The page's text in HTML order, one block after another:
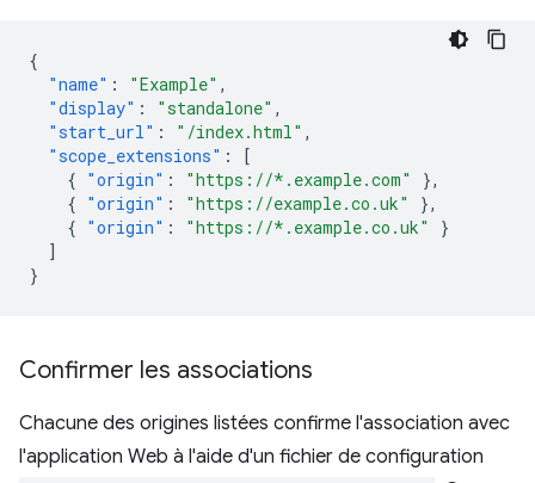
{
"name" : "Example" ,
"display" : "standalone" ,
"start_url" : "/index.html" ,
"scope_extensions" :
[
{ "origin" : "https://*.example.com"
},
{ "origin" : "https://example.co.uk"
},
{ "origin" : "https://*.example.co.uk"
}
]
}
Confirmer les associations
Chacune des origines listées confirme l'association avec
l'application Web à l'aide d'un fichier de configuration